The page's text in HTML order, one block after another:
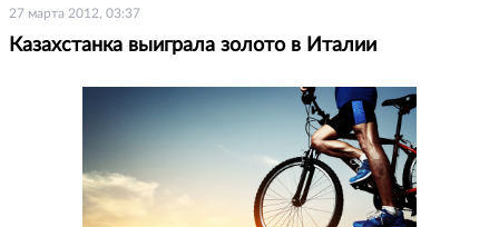
27 марта 2012, 03:37
Казахстанка выиграла золото в Италии